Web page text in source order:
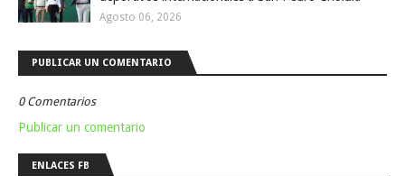
Agosto 06, 2026
PUBLICAR UN COMENTARIO
0 Comentarios
Publicar un comentario
ENLACES FB